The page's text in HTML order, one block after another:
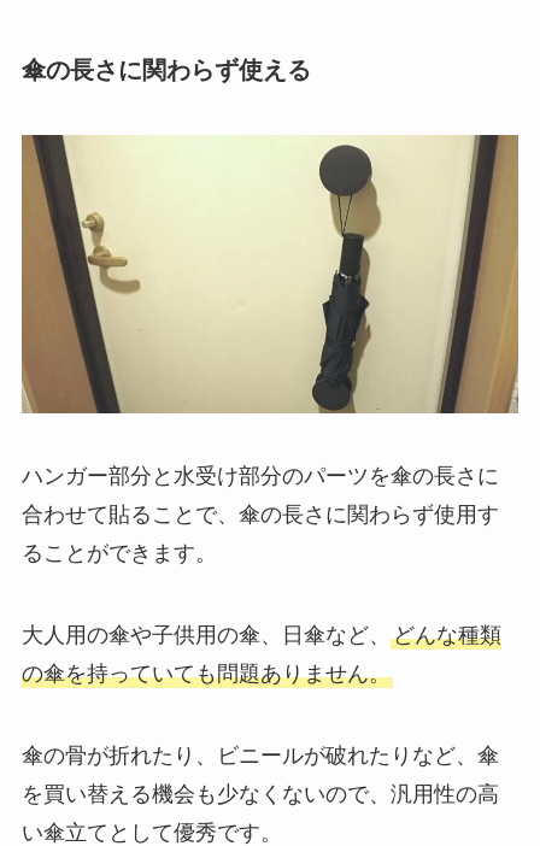
傘の長さに関わらず使える
ハンガー部分と水受け部分のパーツを傘の長さに
合わせて貼ることで、傘の長さに関わらず使用す
ることができます。
大人用の傘や子供用の傘、日傘など、 どんな種類
の傘を持っていても問題ありません。
傘の骨が折れたり、ビニールが破れたりなど、傘
を買い替える機会も少なくないので、汎用性の高
い傘立てとして優秀です。